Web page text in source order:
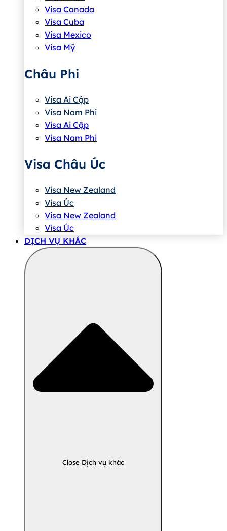
Visa Canada
Visa Cuba
Visa Mexico
Visa Mỹ
Châu Phi
Visa Ai Cập
Visa Nam Phi
Visa Ai Cập
Visa Nam Phi
Visa Châu Úc
Visa New Zealand
Visa Úc
Visa New Zealand
Visa Úc
DỊCH VỤ KHÁC
Close Dịch vụ khác